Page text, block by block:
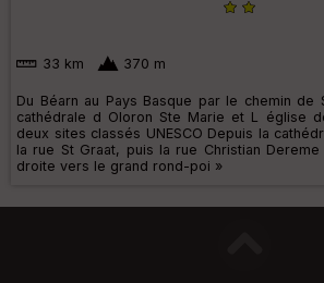
33 km 370 m
Du Béarn au Pays Basque par le chemin de
cathédrale d Oloron Ste Marie et L église
deux sites classés UNESCO Depuis la
la rue St Graat, puis la rue Christian
droite vers le grand rond-poi »